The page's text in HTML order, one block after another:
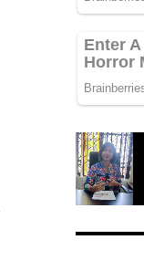
(PKN)
ke
Jawa
Timur
Provinsi
Muhammad
Syarifuddin
mendampingi
para
peserta
Pelatihan